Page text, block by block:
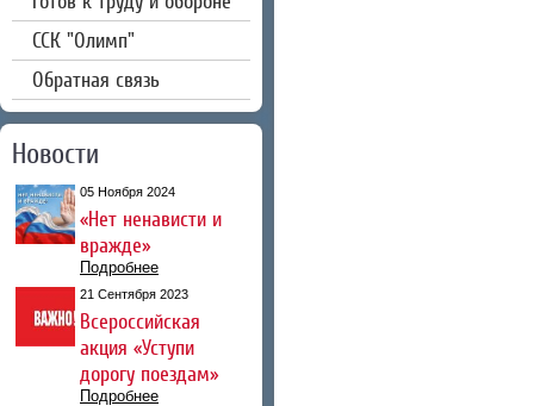
CCК "Олимп"
Обратная связь
Новости
05 Ноября 2024
«Нет ненависти и
вражде»
Подробнее
21 Сентября 2023
Всероссийская
акция «Уступи
дорогу поездам»
Подробнее